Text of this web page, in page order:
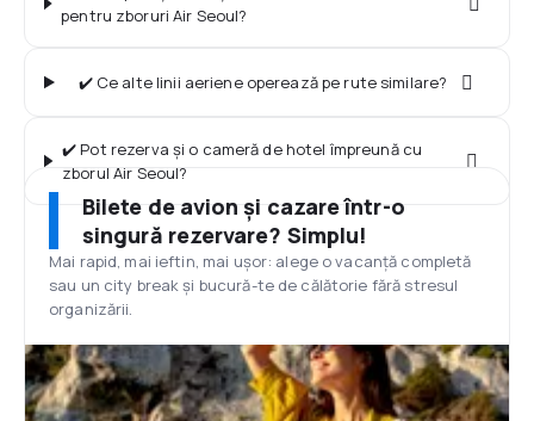
pentru zboruri Air Seoul?
✔️ Ce alte linii aeriene operează pe rute similare?
✔️ Pot rezerva și o cameră de hotel împreună cu
zborul Air Seoul?
Bilete de avion și cazare într-o
singură rezervare? Simplu!
Mai rapid, mai ieftin, mai ușor: alege o vacanță completă
sau un city break și bucură-te de călătorie fără stresul
organizării.